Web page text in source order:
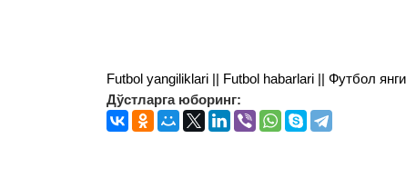
Futbol yangiliklari || Futbol habarlari || Футбол
Дўстларга юборинг: